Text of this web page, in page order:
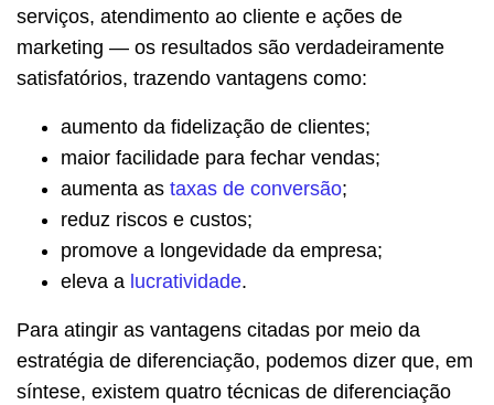
serviços, atendimento ao cliente e ações de
marketing — os resultados são verdadeiramente
satisfatórios, trazendo vantagens como:
aumento da fidelização de clientes;
maior facilidade para fechar vendas;
aumenta as taxas de conversão;
reduz riscos e custos;
promove a longevidade da empresa;
eleva a lucratividade.
Para atingir as vantagens citadas por meio da
estratégia de diferenciação, podemos dizer que, em
síntese, existem quatro técnicas de diferenciação